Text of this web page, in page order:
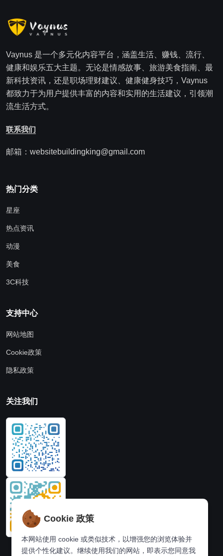
Vaynus 是一个多元化内容平台，涵盖生活、赚钱、流行、
健康和娱乐五大主题。无论是情感故事、旅游美食指南、最
新科技资讯，还是职场理财建议、健康健身技巧，Vaynus
都致力于为用户提供丰富的内容和实用的生活建议，引领潮
流生活方式。
联系我们
邮箱：websitebuildingking@gmail.com
热门分类
星座
热点资讯
动漫
美食
3C科技
支持中心
网站地图
Cookie政策
隐私政策
关注我们
Cookie 政策
本网站使用 cookie 或类似技术，以增强您的浏览体验并
提供个性化建议。继续使用我们的网站，即表示您同意我